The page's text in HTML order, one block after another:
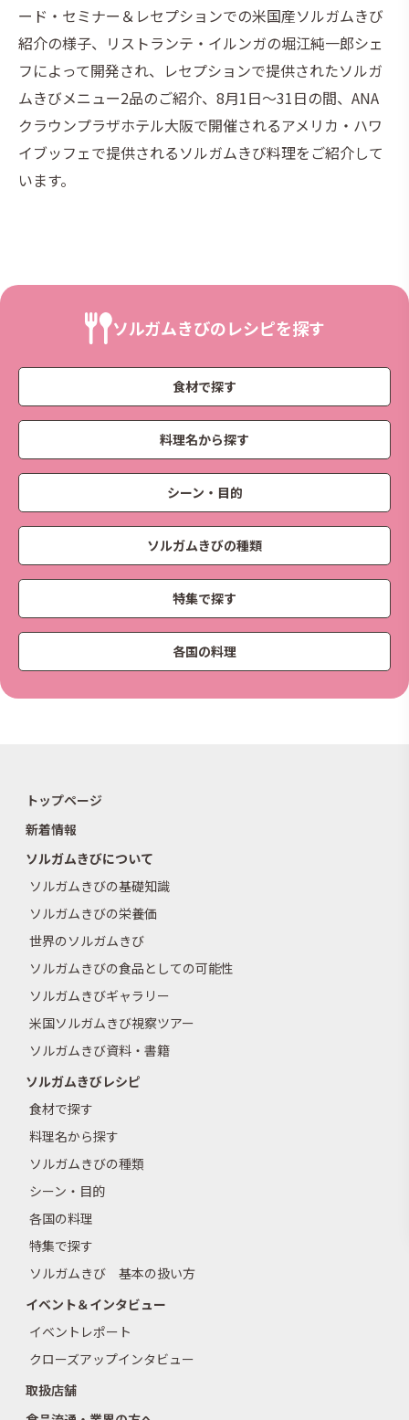
ード・セミナー＆レセプションでの米国産ソルガムきび
紹介の様子、リストランテ・イルンガの堀江純一郎シェ
フによって開発され、レセプションで提供されたソルガ
ムきびメニュー2品のご紹介、8月1日～31日の間、ANA
クラウンプラザホテル大阪で開催されるアメリカ・ハワ
イブッフェで提供されるソルガムきび料理をご紹介して
います。
ソルガムきびのレシピを探す
食材で探す
料理名から探す
シーン・目的
ソルガムきびの種類
特集で探す
各国の料理
トップページ
新着情報
ソルガムきびについて
ソルガムきびの基礎知識
ソルガムきびの栄養価
世界のソルガムきび
ソルガムきびの食品としての可能性
ソルガムきびギャラリー
米国ソルガムきび視察ツアー
ソルガムきび資料・書籍
ソルガムきびレシピ
食材で探す
料理名から探す
ソルガムきびの種類
シーン・目的
各国の料理
特集で探す
ソルガムきび 基本の扱い方
イベント＆インタビュー
イベントレポート
クローズアップインタビュー
取扱店舗